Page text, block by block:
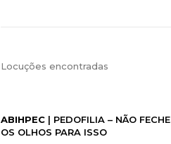
Locuções encontradas
ABIHPEC| PEDOFILIA – NÃO FECHE
OS OLHOS PARA ISSO